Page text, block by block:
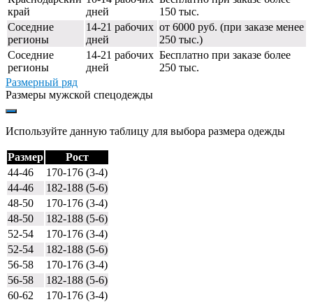
край
дней
150 тыс.
Соседние
регионы
14-21 рабочих
дней
от 6000 руб. (при заказе менее
250 тыс.)
Соседние
регионы
14-21 рабочих
дней
Бесплатно при заказе более
250 тыс.
Размерный ряд
Размеры мужской спецодежды
Используйте данную таблицу для выбора размера одежды
Размер
Рост
44-46
170-176 (3-4)
44-46
182-188 (5-6)
48-50
170-176 (3-4)
48-50
182-188 (5-6)
52-54
170-176 (3-4)
52-54
182-188 (5-6)
56-58
170-176 (3-4)
56-58
182-188 (5-6)
60-62
170-176 (3-4)